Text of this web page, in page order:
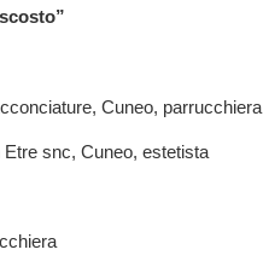
Cuneo, parrucchiera
snc, Cuneo, estetista